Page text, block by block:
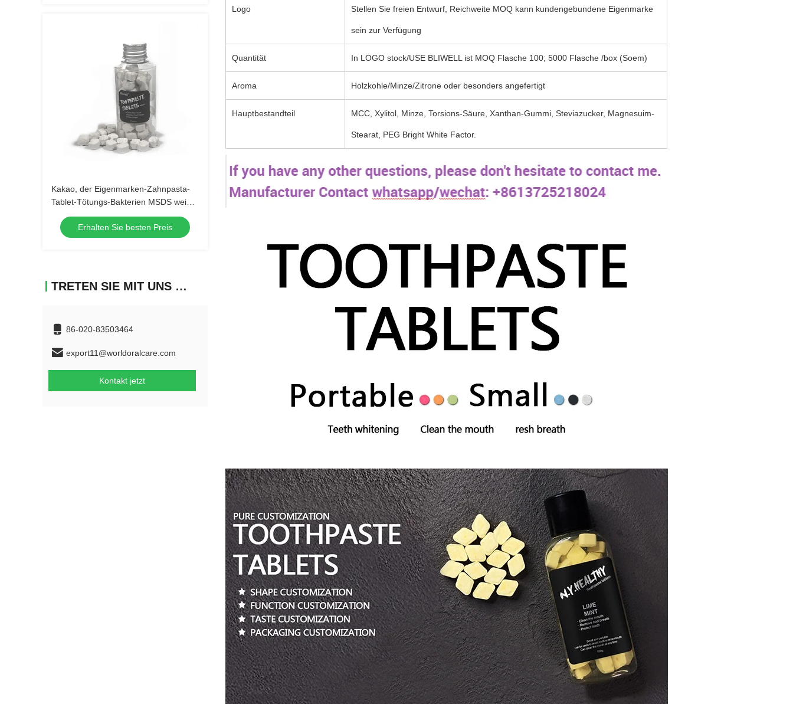
Kakao, der Eigenmarken-Zahnpasta-
Tablet-Tötungs-Bakterien MSDS weiß
Erhalten Sie besten Preis
TRETEN SIE MIT UNS IN VERBINDUNG
86-020-83503464
export11@worldoralcare.com
Kontakt jetzt
Logo Stellen Sie freien Entwurf, Reichweite MOQ kann kundengebundene Eigenmarke
sein zur Verfügung
Quantität In LOGO stock/USE BLIWELL ist MOQ Flasche 100; 5000 Flasche /box (Soem)
Aroma Holzkohle/Minze/Zitrone oder besonders angefertigt
Hauptbestandteil MCC, Xylitol, Minze, Torsions-Säure, Xanthan-Gummi, Steviazucker, Magnesuim-
Stearat, PEG Bright White Factor.